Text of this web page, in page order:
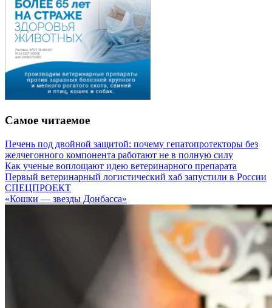
Самое читаемое
Печень под двойной защитой: почему гепатопротекторы без
желчегонного компонента работают не в полную силу
Как ученые воплощают идею ветеринарного препарата
Первый ветеринарный логистический хаб запустили в России
СПЕЦПРОЕКТ
«Кошки — звезды Донбасса»